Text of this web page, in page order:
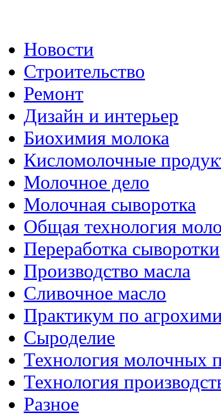
Новости
Строительство
Ремонт
Дизайн и интерьер
Биохимия молока
Кисломолочные
Молочное дело
Молочная сыворотка
Общая технология
Переработка сыворотки
Производство масла
Сливочное масло
Практикум по
Сыроделие
Технология молочных
Технология
Разное